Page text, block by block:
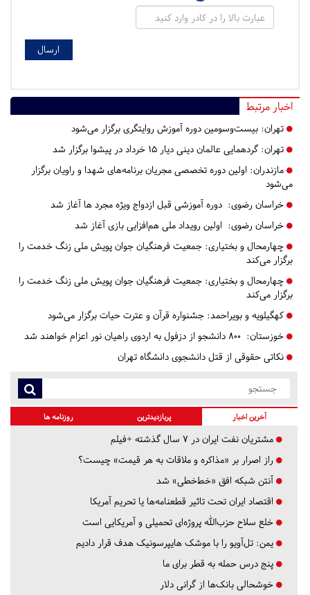
اخبار مرتبط
تهران: بیست‌وسومین دوره آموزش روایتگری برگزار می‌شود
تهران: گردهمایی عالمان دینی دیار ۱۵ خرداد در پیشوا برگزار شد
مازندران: اولین دوره تخصصی مجریان برنامه‌های شهدا و راویان برگزار
می‌شود
خراسان رضوی: دوره آموزشی قبل ازدواج ویژه مجرد ها آغاز شد
خراسان رضوی: اولین رویداد ملی هم‌افزایی بازی آغاز شد
چهارمحال و بختیاری: جمعیت فرهنگیان جوان پویش ملی زنگ خدمت را
برگزار می‌کند
چهارمحال و بختیاری: جمعیت فرهنگیان جوان پویش ملی زنگ خدمت را
برگزار می‌کند
کهگیلویه و بویراحمد: جشنواره قرآن و عترت حیات برگزار می‌شود
خوزستان:
نکاتی حقوقی از قتل دانشجوی دانشگاه تهران
آخرین اخبار پربازدیدترین روزنامه ها
مشتریان نفت ایران در ۷ سال گذشته +فیلم
راز اصرار بر «مذاکره و ملاقات به هر قیمت» چیست؟
آنتن شبکه افق «خط‌خطی» شد
اقتصاد ایران تحت تاثیر قطعنامه‌ها یا تحریم‌ آمریکا
خلع سلاح حزب‌الله پروژه‌ای تحمیلی و آمریکایی است
یمن: تل‌آویو را با موشک هایپرسونیک هدف قرار دادیم
پنج درس‌ حمله به قطر برای ما
خوشحالی بانک‌ها از گرانی دلار